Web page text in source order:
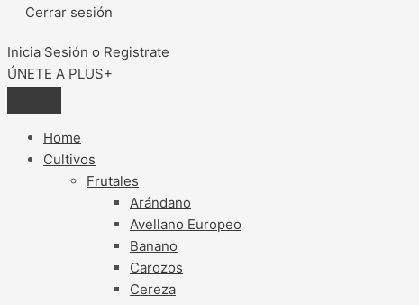
Cerrar sesión
Inicia Sesión o Registrate
ÚNETE A PLUS+
Home
Cultivos
Frutales
Arándano
Avellano Europeo
Banano
Carozos
Cereza